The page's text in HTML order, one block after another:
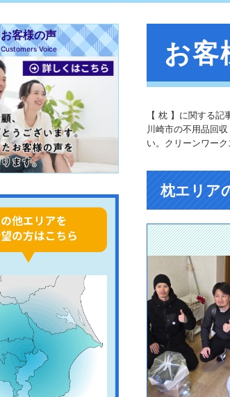
お客
【 枕 】に関する記
川崎市の不用品回
い。クリーンワー
枕エリア
お客様の声
Customers Voice